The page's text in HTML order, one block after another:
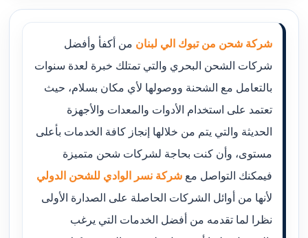
شركة شحن من تبوك الي لبنانمن أكفأ وأفضل
شركات الشحن البحري والتي تمتلك خبرة لعدة سنوات
بالتعامل مع الشحنة ووصولها لأي مكان بسلام، حيث
تعتمد على استخدام الأدوات والمعدات والأجهزة
الحديثة والتي يتم من خلالها إنجاز كافة الخدمات بأعلى
مستوى، وأن كنت بحاجة لشركات شحن متميزة
فيمكنك التواصل معشركة نسر الوادي للشحن الدولي
لأنها من أوائل الشركات الحاصلة على الصدارة الأولى
نظرا لما تقدمه من أفضل الخدمات التي يرغب